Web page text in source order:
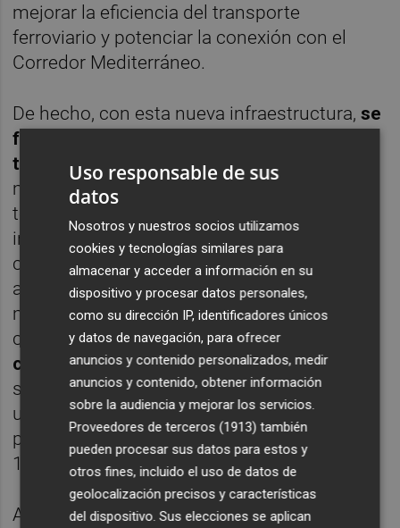
mejorar la eficiencia del transporte
ferroviario y potenciar la conexión con el
Corredor Mediterráneo.
De hecho, con esta nueva infraestructura,se
facilitará las maniobras de locomotoras y
trenes de mercancías, incluyendo las
maniobras de inversión de los trenes que
tengan como origen o destino la terminal
intermodal del Puerto de Castellón, tal y
como consta en el proyecto. La superficie
afectada suma 12.475 metros cuadrados, la
mayoría de los cuales (12.108 metros
cuadrados) corresponden a terrenos
catalogados como suelo ruralmientras que
sólo 367 metros cuadrados son suelo
urbanizado. Asimismo, se prevé la afección
por imposición de servidumbres un total de
1.574 metros cuadrados.
Además, durante la ejecución de las obras,
Uso responsable de sus
datos
Nosotros y nuestros socios utilizamos
cookies y tecnologías similares para
almacenar y acceder a información en su
dispositivo y procesar datos personales,
como su dirección IP, identificadores únicos
y datos de navegación, para ofrecer
anuncios y contenido personalizados, medir
anuncios y contenido, obtener información
sobre la audiencia y mejorar los servicios.
Proveedores de terceros (1913) también
pueden procesar sus datos para estos y
otros fines, incluido el uso de datos de
geolocalización precisos y características
del dispositivo. Sus elecciones se aplican